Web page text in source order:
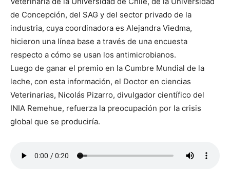
de Concepción, del SAG y del sector privado de la
industria, cuya coordinadora es Alejandra Viedma,
hicieron una línea base a través de una encuesta
respecto a cómo se usan los antimicrobianos.
Luego de ganar el premio en la Cumbre Mundial de la
leche, con esta información, el Doctor en ciencias
Veterinarias, Nicolás Pizarro, divulgador científico del
INIA Remehue, refuerza la preocupación por la crisis
global que se produciría.